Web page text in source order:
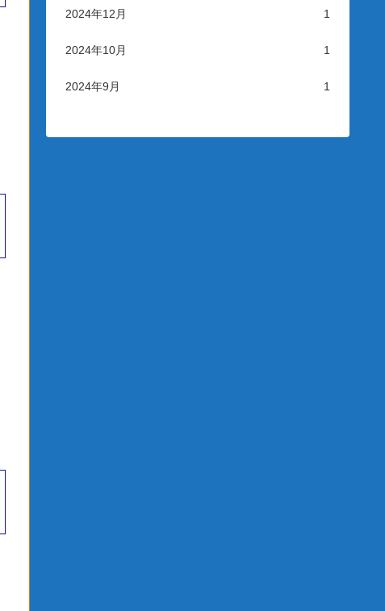
2024年12月 1
2024年10月 1
2024年9月 1